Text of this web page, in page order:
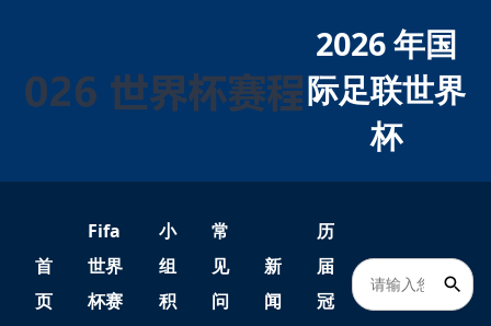
2026 年国
际足联世界
杯
首
页
Fifa
世界
杯赛
小
组
积
常
见
问
新
闻
历
届
冠